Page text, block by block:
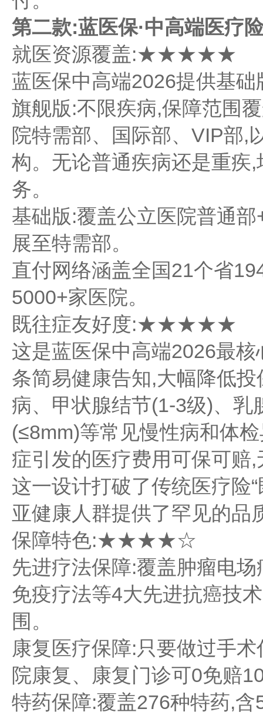
第二款:蓝医保·中高端医疗
就医资源覆盖:★★★★★
蓝医保中高端2026提供基
旗舰版:不限疾病,保障范围
院特需部、国际部、VIP部,
构。无论普通疾病还是重疾
务。
基础版:覆盖公立医院普通
展至特需部。
直付网络涵盖全国21个省
5000+家医院。
既往症友好度:★★★★★
这是蓝医保中高端2026最
条简易健康告知,大幅降低
病、甲状腺结节(1-3级)、乳
(≤8mm)等常见慢性病和体
症引发的医疗费用可保可赔
这一设计打破了传统医疗险
亚健康人群提供了罕见的品
保障特色:★★★★☆
先进疗法保障:覆盖肿瘤电
免疫疗法等4大先进抗癌技
围。
康复医疗保障:只要做过手
院康复、康复门诊可0免赔
特药保障:覆盖276种特药,